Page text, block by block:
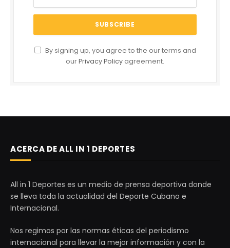
By signing up, you agree to the our terms and
ourPrivacy Policy agreement.
ACERCA DE ALL IN 1 DEPORTES
All in 1 Deportes es un medio de prensa deportiva donde
se lleva toda la actualidad del Deporte Cubano e
Internacional.
Nos regimos por las normas éticas del periodismo
internacional para llevar la mejor información y con la